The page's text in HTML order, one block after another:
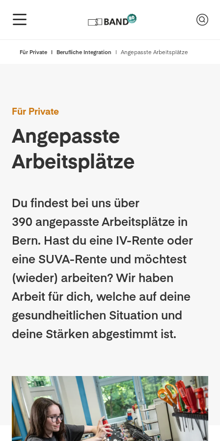
Für Private Berufliche Integration Angepasste Arbeitsplätze
Für Private
Angepasste
Arbeitsplätze
Du findest bei uns über
390 angepasste Arbeitsplätze in
Bern. Hast du eine IV-Rente oder
eine SUVA-Rente und möchtest
(wieder) arbeiten? Wir haben
Arbeit für dich, welche auf deine
gesundheitlichen Situation und
deine Stärken abgestimmt ist.